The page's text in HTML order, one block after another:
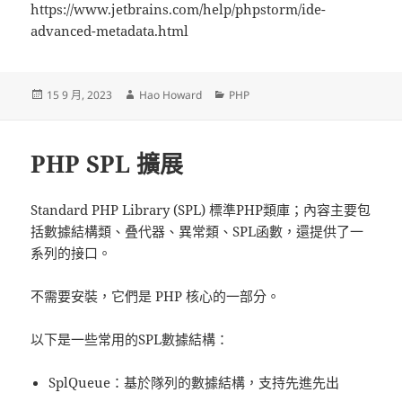
https://www.jetbrains.com/help/phpstorm/ide-
advanced-metadata.html
發
15 9 月, 2023
作
Hao Howard
分
PHP
PHP SPL 擴展
Standard PHP Library (SPL) 標準PHP類庫；內容主要包
括數據結構類、叠代器、異常類、SPL函數，還提供了一
系列的接口。
不需要安裝，它們是 PHP 核心的一部分。
以下是一些常用的SPL數據結構：
SplQueue：基於隊列的數據結構，支持先進先出